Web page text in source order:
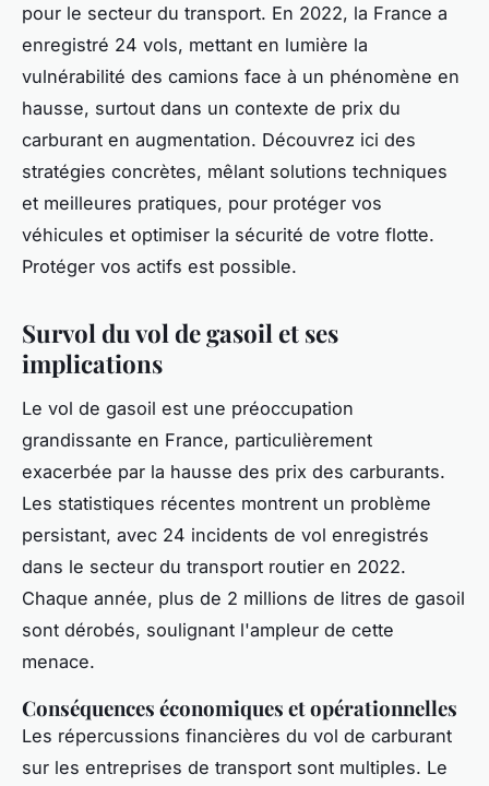
pour le secteur du transport. En 2022, la France a
enregistré 24 vols, mettant en lumière la
vulnérabilité des camions face à un phénomène en
hausse, surtout dans un contexte de prix du
carburant en augmentation. Découvrez ici des
stratégies concrètes, mêlant solutions techniques
et meilleures pratiques, pour protéger vos
véhicules et optimiser la sécurité de votre flotte.
Protéger vos actifs est possible.
Survol du vol de gasoil et ses
implications
Le vol de gasoil est une préoccupation
grandissante en France, particulièrement
exacerbée par la hausse des prix des carburants.
Les statistiques récentes montrent un problème
persistant, avec 24 incidents de vol enregistrés
dans le secteur du transport routier en 2022.
Chaque année, plus de 2 millions de litres de gasoil
sont dérobés, soulignant l'ampleur de cette
menace.
Conséquences économiques et opérationnelles
Les répercussions financières du vol de carburant
sur les entreprises de transport sont multiples. Le